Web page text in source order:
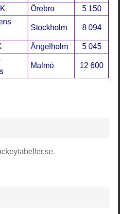
Örebro
5 150
Stockholm 8 094
Ängelholm 5 045
Malmö 12 600